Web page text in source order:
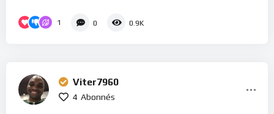
1 0 0.9K
Viter7960
4 Abonnés